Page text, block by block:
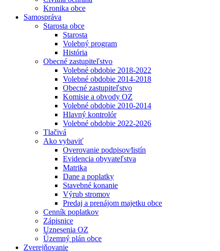
Kronika obce
Samospráva
Starosta obce
Starosta
Volebný program
História
Obecné zastupiteľstvo
Volebné obdobie 2018-2022
Volebné obdobie 2014-2018
Obecné zastupiteľstvo
Komisie a obvody OZ
Volebné obdobie 2010-2014
Hlavný kontrolór
Volebné obdobie 2022-2026
Tlačivá
Ako vybaviť
Overovanie podpisov⁄listín
Evidencia obyvateľstva
Matrika
Dane a poplatky
Stavebné konanie
Výrub stromov
Predaj a prenájom majetku obce
Cenník poplatkov
Zápisnice
Uznesenia OZ
Územný plán obce
Zverejňovanie